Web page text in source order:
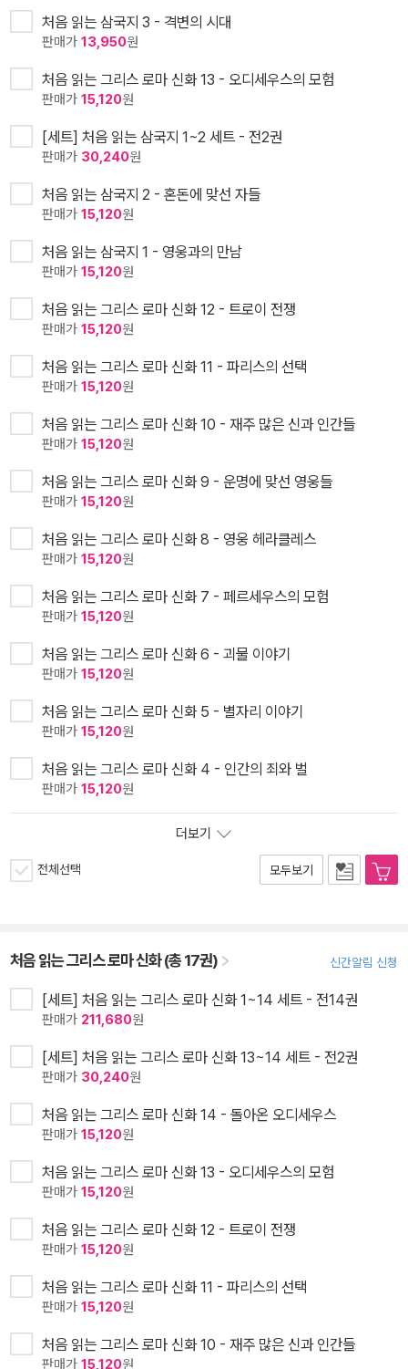
처음 읽는 삼국지 3 - 격변의 시대
판매가 13,950원
처음 읽는 그리스 로마 신화 13 - 오디세우스의 모험
판매가 15,120원
[세트] 처음 읽는 삼국지 1~2 세트 - 전2권
판매가 30,240원
처음 읽는 삼국지 2 - 혼돈에 맞선 자들
판매가 15,120원
처음 읽는 삼국지 1 - 영웅과의 만남
판매가 15,120원
처음 읽는 그리스 로마 신화 12 - 트로이 전쟁
판매가 15,120원
처음 읽는 그리스 로마 신화 11 - 파리스의 선택
판매가 15,120원
처음 읽는 그리스 로마 신화 10 - 재주 많은 신과 인간들
판매가 15,120원
처음 읽는 그리스 로마 신화 9 - 운명에 맞선 영웅들
판매가 15,120원
처음 읽는 그리스 로마 신화 8 - 영웅 헤라클레스
판매가 15,120원
처음 읽는 그리스 로마 신화 7 - 페르세우스의 모험
판매가 15,120원
처음 읽는 그리스 로마 신화 6 - 괴물 이야기
판매가 15,120원
처음 읽는 그리스 로마 신화 5 - 별자리 이야기
판매가 15,120원
처음 읽는 그리스 로마 신화 4 - 인간의 죄와 벌
판매가 15,120원
더보기
전체선택 모두보기
처음 읽는 그리스 로마 신화 (총 17권) 신간알림 신청
[세트] 처음 읽는 그리스 로마 신화 1~14 세트 - 전14권
판매가 211,680원
[세트] 처음 읽는 그리스 로마 신화 13~14 세트 - 전2권
판매가 30,240원
처음 읽는 그리스 로마 신화 14 - 돌아온 오디세우스
판매가 15,120원
처음 읽는 그리스 로마 신화 13 - 오디세우스의 모험
판매가 15,120원
처음 읽는 그리스 로마 신화 12 - 트로이 전쟁
판매가 15,120원
처음 읽는 그리스 로마 신화 11 - 파리스의 선택
판매가 15,120원
처음 읽는 그리스 로마 신화 10 - 재주 많은 신과 인간들
판매가 15,120원